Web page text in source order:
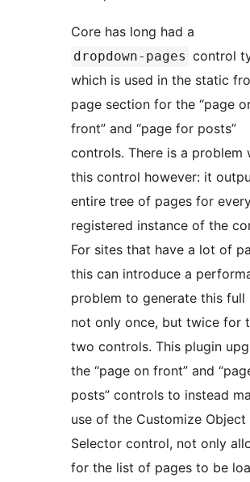
Core has long had a
dropdown-pages control
which is used in the static
page section for the “page
front” and “page for posts”
controls. There is a problem
this control however: it
entire tree of pages for
registered instance of the
For sites that have a lot of
this can introduce a
problem to generate this full
not only once, but twice for
two controls. This plugin
the “page on front” and
posts” controls to instead
use of the Customize Object
Selector control, not only
for the list of pages to be